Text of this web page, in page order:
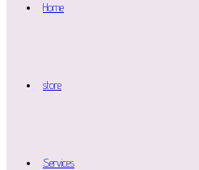
Home
store
Services